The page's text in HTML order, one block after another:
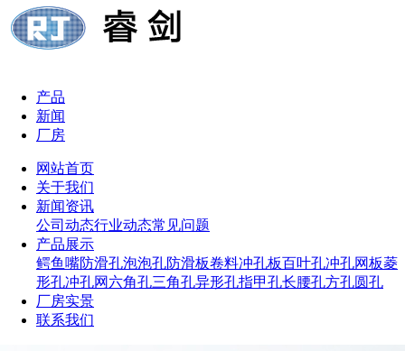
产品
新闻
厂房
网站首页
关于我们
新闻资讯
公司动态行业动态常见问题
产品展示
鳄鱼嘴防滑孔泡泡孔防滑板卷料冲孔板百叶孔冲孔网板菱
形孔冲孔网 六角孔三角孔异形孔指甲孔长腰孔方孔圆孔
厂房实景
联系我们